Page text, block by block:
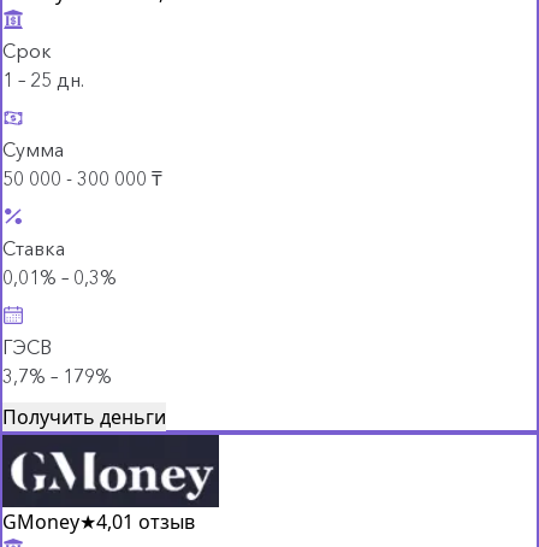
Срок
1 – 25 дн.
Сумма
50 000 - 300 000 ₸
Ставка
0,01% – 0,3%
ГЭСВ
3,7% – 179%
Получить деньги
GMoney★4,01 отзыв